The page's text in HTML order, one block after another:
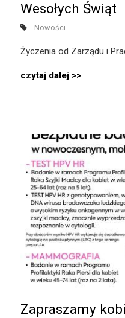
Wesołych Świąt
Nowości
Życzenia od Zarządu i
czytaj dalej
Zapraszamy